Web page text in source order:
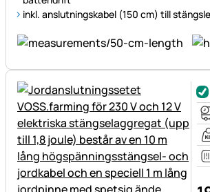
inkl. anslutningskabel (150 cm) till